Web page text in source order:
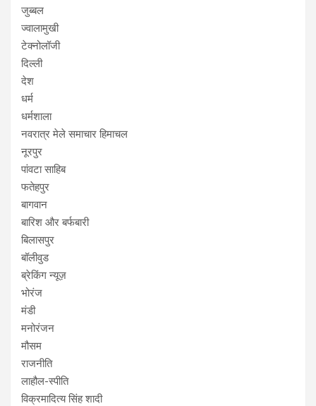
जुब्बल
ज्वालामुखी
टेक्नोलॉजी
दिल्ली
देश
धर्म
धर्मशाला
नवरात्र मेले समाचार हिमाचल
नूरपुर
पांवटा साहिब
फतेहपुर
बागवान
बारिश और बर्फबारी
बिलासपुर
बॉलीवुड
ब्रेकिंग न्यूज़
भोरंज
मंडी
मनोरंजन
मौसम
राजनीति
लाहौल-स्पीति
विक्रमादित्य सिंह शादी